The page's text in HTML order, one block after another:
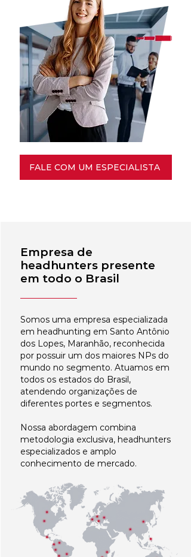
FALE COM UM ESPECIALISTA
Empresa de
headhunters presente
em todo o Brasil
Somos uma empresa especializada
em headhunting em Santo Antônio
dos Lopes, Maranhão, reconhecida
por possuir um dos maiores NPs do
mundo no segmento. Atuamos em
todos os estados do Brasil,
atendendo organizações de
diferentes portes e segmentos.
Nossa abordagem combina
metodologia exclusiva, headhunters
especializados e amplo
conhecimento de mercado.